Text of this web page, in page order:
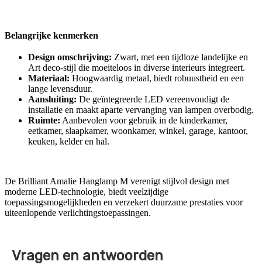
Belangrijke kenmerken
Design omschrijving: Zwart, met een tijdloze landelijke en
Art deco-stijl die moeiteloos in diverse interieurs integreert.
Materiaal: Hoogwaardig metaal, biedt robuustheid en een
lange levensduur.
Aansluiting: De geïntegreerde LED vereenvoudigt de
installatie en maakt aparte vervanging van lampen overbodig.
Ruimte: Aanbevolen voor gebruik in de kinderkamer,
eetkamer, slaapkamer, woonkamer, winkel, garage, kantoor,
keuken, kelder en hal.
De Brilliant Amalie Hanglamp M verenigt stijlvol design met
moderne LED-technologie, biedt veelzijdige
toepassingsmogelijkheden en verzekert duurzame prestaties voor
uiteenlopende verlichtingstoepassingen.
Vragen en antwoorden